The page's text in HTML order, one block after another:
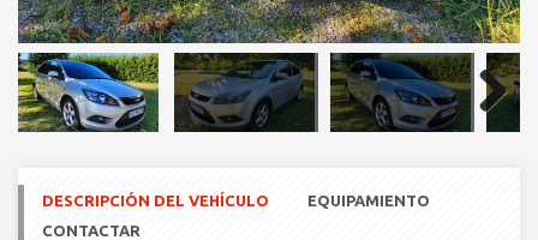
DESCRIPCIÓN DEL VEHÍCULO
EQUIPAMIENTO
CONTACTAR